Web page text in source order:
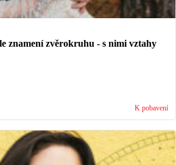
znamení zvěrokruhu - s nimi vztahy
K pobavení